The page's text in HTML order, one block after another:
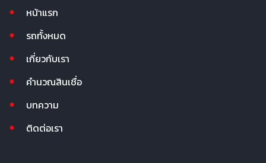
หน้าแรก
รถทั้งหมด
เกี่ยวกับเรา
คำนวณสินเชื่อ
บทความ
ติดต่อเรา